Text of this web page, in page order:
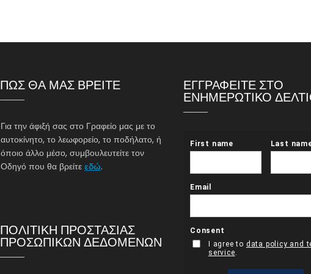
ΠΩΣ ΘΑ ΜΑΣ ΒΡΕΙΤΕ
Για την άφιξή σας στο Γραφείο μας με το
αυτοκίνητο, το λεωφορείο, το ποδήλατο, ή
όποιο άλλο μέσο, συμβουλευτείτε τον
Οδηγό που θα βρείτε εδώ.
ΠΟΛΙΤΙΚΗ ΠΡΟΣΤΑΣΙΑΣ
ΠΡΟΣΩΠΙΚΩΝ ΔΕΔΟΜΕΝΩΝ
ΕΓΓΡΑΦΕΙΤΕ ΣΤΟ
ΕΝΗΜΕΡΩΤΙΚΟ